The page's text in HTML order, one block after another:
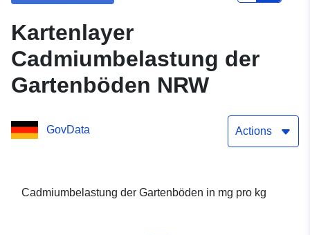
Kartenlayer
Cadmiumbelastung der
Gartenböden NRW
GovData Actions
Cadmiumbelastung der Gartenböden in mg pro kg